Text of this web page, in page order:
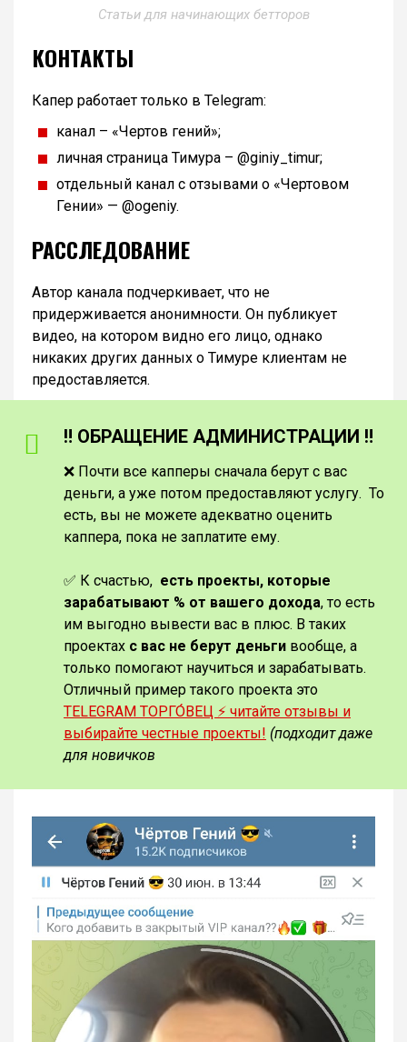
Статьи для начинающих бетторов
КОНТАКТЫ
Капер работает только в Telegram:
канал – «Чертов гений»;
личная страница Тимура – @giniy_timur;
отдельный канал с отзывами о «Чертовом
Гении» — @ogeniy.
РАССЛЕДОВАНИЕ
Автор канала подчеркивает, что не
придерживается анонимности. Он публикует
видео, на котором видно его лицо, однако
никаких других данных о Тимуре клиентам не
предоставляется.
‼️ ОБРАЩЕНИЕ АДМИНИСТРАЦИИ ‼️
❌ Почти все капперы сначала берут с вас
деньги, а уже потом предоставляют услугу. То
есть, вы не можете адекватно оценить
каппера, пока не заплатите ему.
✅ К счастью, есть проекты, которые
зарабатывают % от вашего дохода, то есть
им выгодно вывести вас в плюс. В таких
проектах с вас не берут деньги вообще, а
только помогают научиться и зарабатывать.
Отличный пример такого проекта это
TELEGRAM ТОРГО́ВЕЦ ⚡️ читайте отзывы и
выбирайте честные проекты! (подходит даже
для новичков